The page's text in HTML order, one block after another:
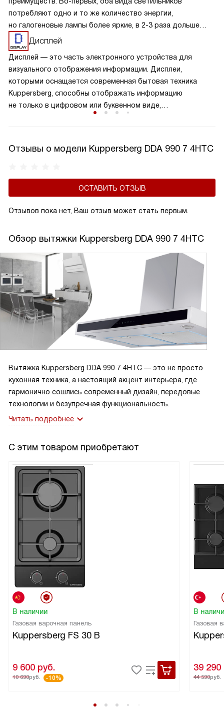
потребляют одно и то же количество энергии,
но галогеновые лампы более яркие, в 2-3 раза дольше
светят и устойчивее к перепадам напряжения. Этот
эффект достигается благодаря тому, что сама колба
лампы сделана из кварцевого стекла, а внутри нее газы
из семейства галогенов.
Дисплей
Дисплей — это часть электронного устройства для
визуального отображения информации. Дисплеи,
которыми оснащается современная бытовая техника
Kuppersberg, способны отображать информацию
не только в цифровом или буквенном виде,
Отзывы о модели Kuppersberg DDA 990 7 4HTC
ОСТАВИТЬ ОТЗЫВ
Отзывов пока нет, Ваш отзыв может стать первым.
Обзор вытяжки Kuppersberg DDA 990 7 4HTC
Вытяжка Kuppersberg DDA 990 7 4HTC — это не просто
кухонная техника, а настоящий акцент интерьера, где
гармонично сошлись современный дизайн, передовые
технологии и безупречная функциональность.
Читать подробнее
С этим товаром приобретают
В наличии
Газовая варочная панель
Kuppersberg FS 30 B
9 600 руб.
10 690руб. -10%
В
Газовая
39 290
44 590руб.